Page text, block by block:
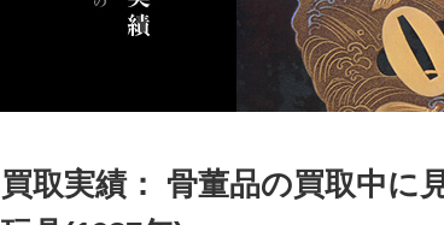
買取実績： 骨董品の買取中に